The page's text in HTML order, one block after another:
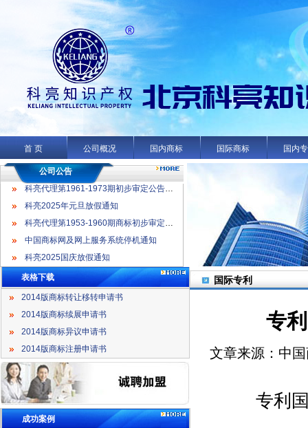
首 页 公司概况 国内商标 国际商标 国内
公司公告
科亮代理第1953-1960期商标初步审定公告名录
中国商标网及网上服务系统停机通知
科亮2025国庆放假通知
科亮代理第1961-1973期初步审定公告名录
科亮2025年元旦放假通知
科亮代理第1953-1960期商标初步审定公告名录
中国商标网及网上服务系统停机通知
科亮2025国庆放假通知
表格下载
2014版商标转让移转申请书
2014版商标续展申请书
2014版商标异议申请书
2014版商标注册申请书
成功案例
国际专利
专
文章来源：中
专利国际